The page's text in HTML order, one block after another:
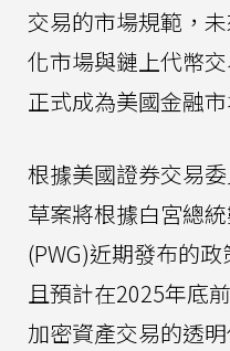
交易的市場規範，
化市場與鏈上代幣
正式成為美國金融
根據美國證券交易
草案將根據白宮總
(PWG)近期發布的
且預計在2025年底
加密資產交易的透